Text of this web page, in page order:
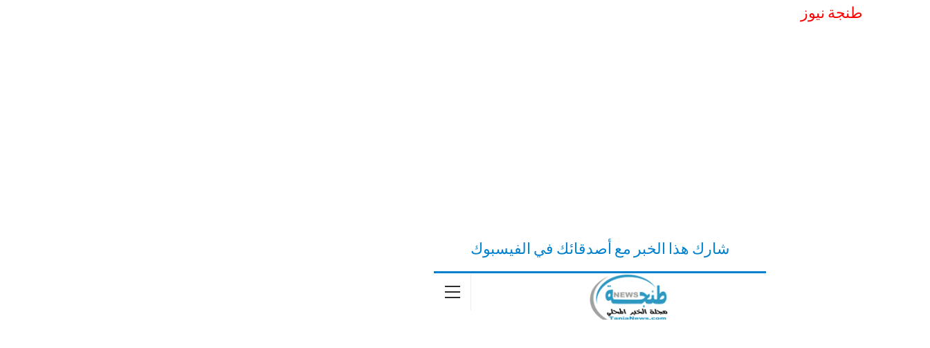
طنجة نيوز
شارك هذا الخبر مع أصدقائك في الفيسبوك